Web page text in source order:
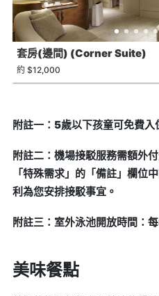
套房(邊間) (Corner Suite)
約 $12,000
附註一：5歲以下孩童可免費入
附註二：機場接駁服務需額外
「特殊需求」的「備註」欄位
利為您安排接駁事宜。
附註三：室外泳池開放時間：
美味餐點